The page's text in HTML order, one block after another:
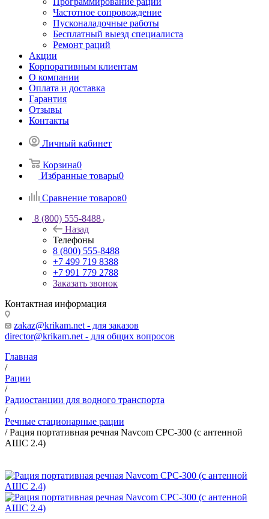
Частотное сопровождение
Пусконаладочные работы
Бесплатный выезд специалиста
Ремонт раций
Акции
Корпоративным клиентам
О компании
Оплата и доставка
Гарантия
Отзывы
Контакты
Личный кабинет
Корзина0
Избранные товары0
Сравнение товаров0
8 (800) 555-8488
Назад
Телефоны
8 (800) 555-8488
+7 499 719 8388
+7 991 779 2788
Заказать звонок
Контактная информация
zakaz@krikam.net - для заказов
director@krikam.net - для общих вопросов
Главная
/
Рации
/
Радиостанции для водного транспорта
/
Речные стационарные рации
/Рация портативная речная Navcom CPC-300 (с антенной
АШС 2.4)